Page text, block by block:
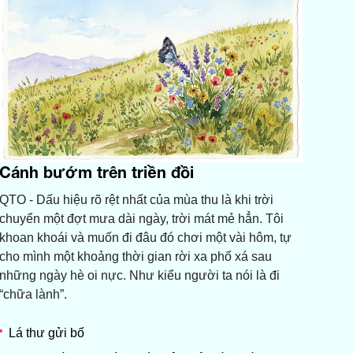
bướm trên triền đồi
- Dấu hiệu rõ rệt nhất của mùa thu là khi trời
một đợt mưa dài ngày, trời mát mẻ hẳn. Tôi
khoái và muốn đi đâu đó chơi một vài hôm, tự
mình một khoảng thời gian rời xa phố xá sau
ngày hè oi nực. Như kiểu người ta nói là đi
lành”.
Lá thư gửi bố